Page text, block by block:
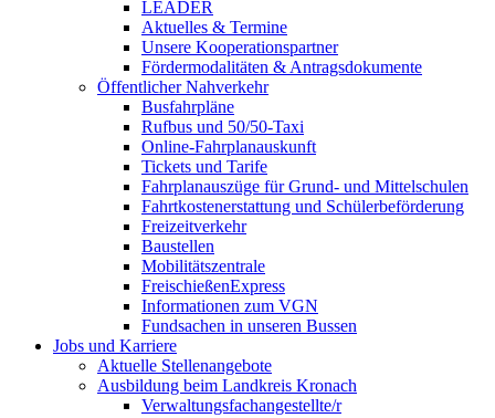
LEADER
Aktuelles & Termine
Unsere Kooperationspartner
Fördermodalitäten & Antragsdokumente
Öffentlicher Nahverkehr
Busfahrpläne
Rufbus und 50/50-Taxi
Online-Fahrplanauskunft
Tickets und Tarife
Fahrplanauszüge für Grund- und Mittelschulen
Fahrtkostenerstattung und Schülerbeförderung
Freizeitverkehr
Baustellen
Mobilitätszentrale
FreischießenExpress
Informationen zum VGN
Fundsachen in unseren Bussen
Jobs und Karriere
Aktuelle Stellenangebote
Ausbildung beim Landkreis Kronach
Verwaltungsfachangestellte/r